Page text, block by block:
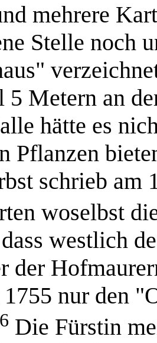
mehrere
Stelle noch
5 Metern an
hätte es
Pflanzen
schrieb am
woselbst
westlich
der
nur den
Die Fürstin